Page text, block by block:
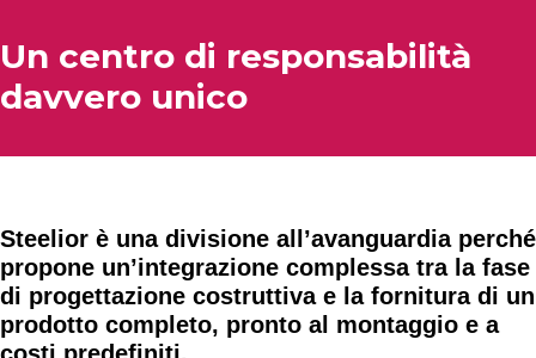
Un centro di responsabilità
davvero unico
Steelior è una divisione all’avanguardia perché
propone un’integrazione complessa tra la fase
di progettazione costruttiva e la fornitura di un
prodotto completo, pronto al montaggio e a